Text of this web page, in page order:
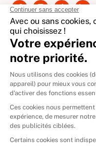
International
🇪🇸 Espagne
🇩🇪Allemagne
🇮🇹 Italie